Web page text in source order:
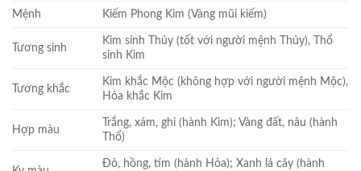
Mệnh Kiếm Phong Kim (Vàng mũi kiếm)
Tương sinh
Kim sinh Thủy (tốt với người mệnh Thủy), Thổ
sinh Kim
Tương khắc
Kim khắc Mộc (không hợp với người mệnh Mộc),
Hỏa khắc Kim
Hợp màu
Trắng, xám, ghi (hành Kim); Vàng đất, nâu (hành
Thổ)
Đỏ, hồng, tím (hành Hỏa); Xanh lá cây (hành